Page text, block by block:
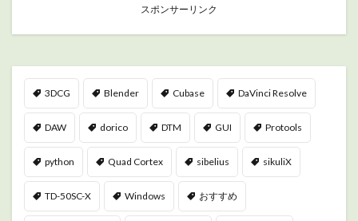
スポンサーリンク
3DCG Blender Cubase DaVinci Resolve
DAW dorico DTM GUI Protools
python Quad Cortex sibelius sikuliX
TD-50SC-X Windows おすすめ